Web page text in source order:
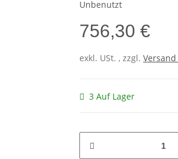
Unbenutzt
756,30 €
exkl. USt. , zzgl. Versand
3 Auf Lager